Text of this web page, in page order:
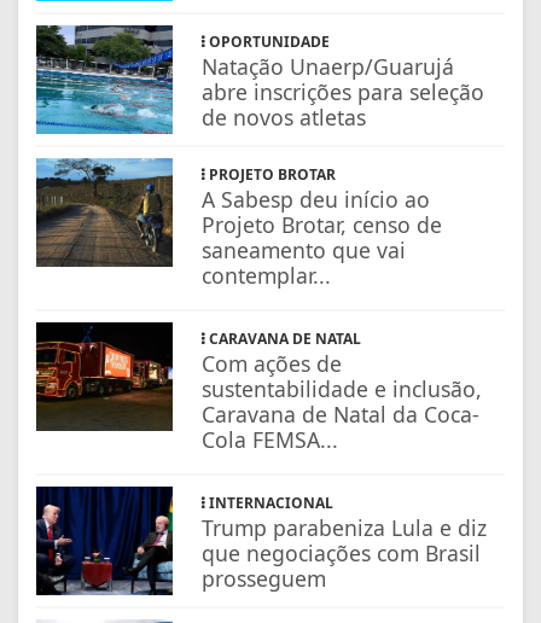
OPORTUNIDADE
Natação Unaerp/Guarujá
abre inscrições para seleção
de novos atletas
PROJETO BROTAR
A Sabesp deu início ao
Projeto Brotar, censo de
saneamento que vai
contemplar...
CARAVANA DE NATAL
Com ações de
sustentabilidade e inclusão,
Caravana de Natal da Coca-
Cola FEMSA...
INTERNACIONAL
Trump parabeniza Lula e diz
que negociações com Brasil
prosseguem